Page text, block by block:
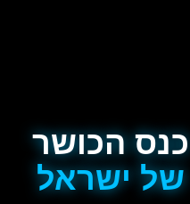
כנס הכושר
של ישראל